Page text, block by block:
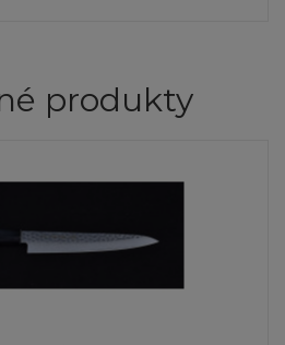
produkty